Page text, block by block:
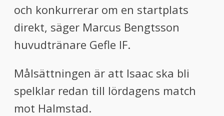
och konkurrerar om en startplats
direkt, säger Marcus Bengtsson
huvudtränare Gefle IF.
Målsättningen är att Isaac ska bli
spelklar redan till lördagens match
mot Halmstad.